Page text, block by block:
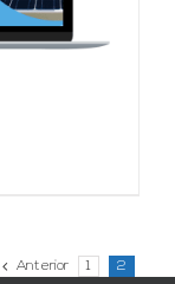
Anterior 1 2